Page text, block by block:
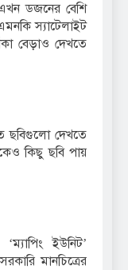
এখন ডজনের বেশি
স্যাটেলাইট
বেড়াও দেখতে
ছবিগুলো দেখতে
কিছু ছবি পায়
ইউনিট’
মানচিত্রের